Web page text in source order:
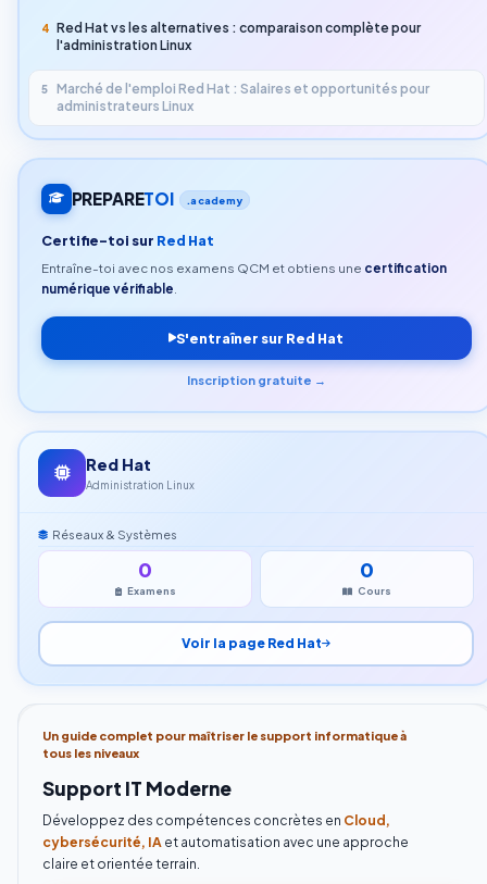
4 Red Hat vs les alternatives : comparaison complète pour
l'administration Linux
5
Marché de l'emploi Red Hat : Salaires et opportunités pour
administrateurs Linux
PREPARETOI .academy
Certifie-toi sur Red Hat
Entraîne-toi avec nos examens QCM et obtiens une certification
numérique vérifiable
S'entraîner sur Red Hat
Inscription gratuite →
Red Hat
Administration Linux
Réseaux & Systèmes
0
Examens
0
Cours
Voir la page Red Hat
Un guide complet pour maîtriser le support informatique à
tous les niveaux
Support IT Moderne
Développez des compétences concrètes en Cloud,
cybersécurité, IA et automatisation avec une approche
claire et orientée terrain.